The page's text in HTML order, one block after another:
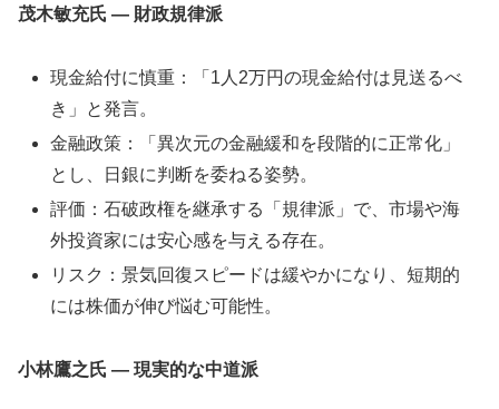
茂木敏充氏 ― 財政規律派
現金給付に慎重：「1人2万円の現金給付は見送るべ
き」と発言。
金融政策：「異次元の金融緩和を段階的に正常化」
とし、日銀に判断を委ねる姿勢。
評価：石破政権を継承する「規律派」で、市場や海
外投資家には安心感を与える存在。
リスク：景気回復スピードは緩やかになり、短期的
には株価が伸び悩む可能性。
小林鷹之氏 ― 現実的な中道派